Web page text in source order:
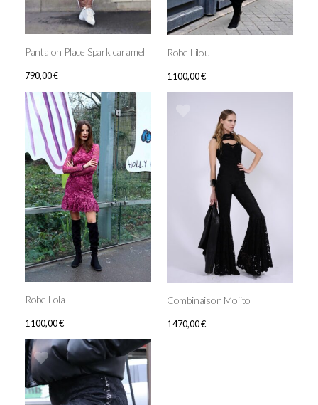
Pantalon Place Spark caramel
790,00€
Robe Lilou
1 100,00€
Robe Lola
1 100,00€
Combinaison Mojito
1 470,00€